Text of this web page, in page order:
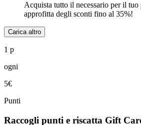
Acquista tutto il necessario per il tuo
approfitta degli sconti fino al 35%!
Carica altro
1 p
ogni
5€
Punti
Raccogli punti e riscatta Gift